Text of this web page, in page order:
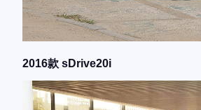
2016款 sDrive20i